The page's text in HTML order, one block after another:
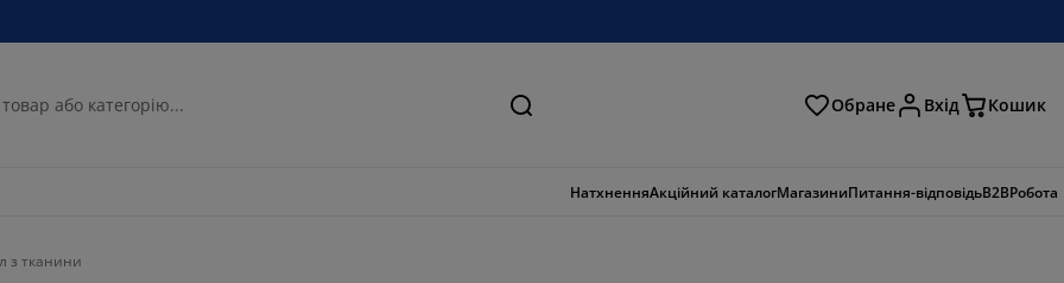
Пошук Обране Вхід Кошик
НатхненняАкційний каталогМагазиниПитання-відповідьB2BРобота
з тканини